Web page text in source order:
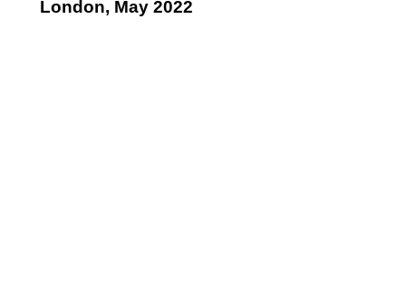
London, May 2022